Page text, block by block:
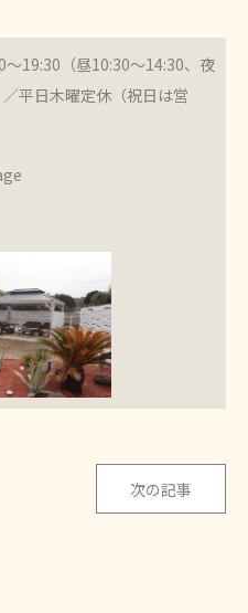
19:30（昼10:30～14:30、夜
平日木曜定休（祝日は営
次の記事